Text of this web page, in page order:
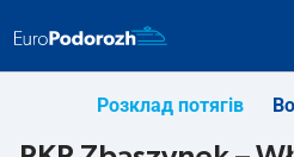
Розклад потягів